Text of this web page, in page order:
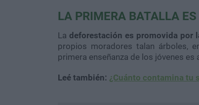
LA PRIMERA BATALLA
La deforestación es promovida por
propios moradores talan árboles,
primera enseñanza de los jóvenes es
Leé también: ¿Cuánto contamina tu